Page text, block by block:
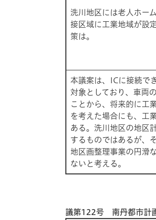
洗川地区には老人ホー
接区域に工業地域が設
策は。
本議案は、ICに接続で
対象としており、車両
ことから、将来的に工
を考えた場合にも、工
ある。洗川地区の地区
するものではあるが、
地区画整理事業の円滑
ないと考える。
議第122号 南丹都市計